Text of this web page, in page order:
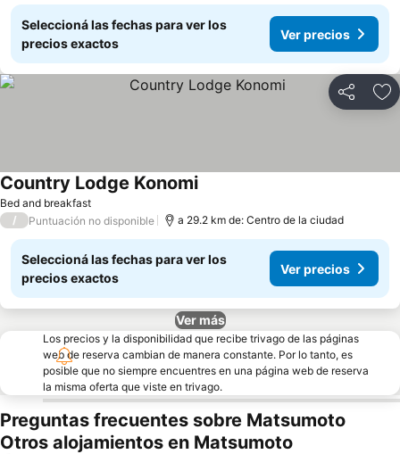
Seleccioná las fechas para ver los
precios exactos
Ver precios
Compartir
Bed and breakfast
Country Lodge Konomi
/ Puntuación no disponible a 29.2 km de: Centro de la ciudad
Seleccioná las fechas para ver los
precios exactos
Ver precios
Ver más
Los precios y la disponibilidad que recibe trivago de las páginas
web de reserva cambian de manera constante. Por lo tanto, es
posible que no siempre encuentres en una página web de reserva
la misma oferta que viste en trivago.
Preguntas frecuentes sobre Matsumoto
Otros alojamientos en Matsumoto